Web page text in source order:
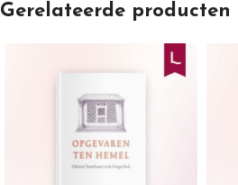
Gerelateerde producten